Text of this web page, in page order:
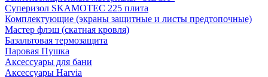
Суперизол SKAMOTEC 225 плита
Комплектующие (экраны защитные и листы предтопочные)
Мастер флэш (скатная кровля)
Базальтовая термозащита
Паровая Пушка
Аксессуары для бани
Аксессуары Harvia